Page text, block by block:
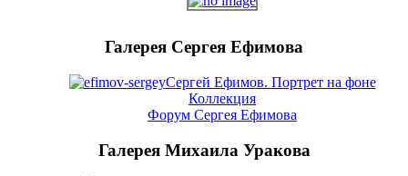
Галерея Сергея Ефимова
Сергей Ефимов. Портрет на фоне
Коллекция
Форум Сергея Ефимова
Галерея Михаила Уракова